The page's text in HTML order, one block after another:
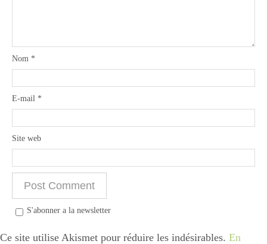
Tuto
Nom *
E-mail *
Site web
S'abonner a la newsletter
Ce site utilise Akismet pour réduire les indésirables. En